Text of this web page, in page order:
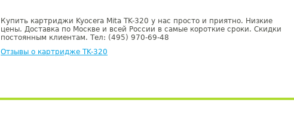
Купить картриджи Kyocera Mita TK-320 у нас просто и приятно. Низкие
цены. Доставка по Москве и всей России в самые короткие сроки. Скидки
постоянным клиентам. Тел: (495) 970-69-48
Отзывы о картридже TK-320